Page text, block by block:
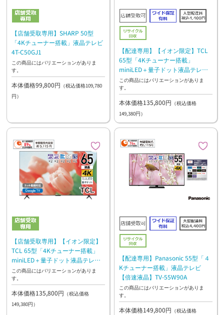
【店舗受取専用】SHARP 50型
「4Kチューナー搭載」液晶テレビ
4T-C50GJ1
この商品にはバリエーションがありま
す。
本体価格99,800円 （税込価格109,780
円）
【配達専用】【イオン限定】TCL
65型「4Kチューナー搭載」
miniLED＋量子ドット液晶テレビ
65C6KS
この商品にはバリエーションがありま
す。
本体価格135,800円 （税込価格
149,380円）
【店舗受取専用】【イオン限定】
TCL 65型「4Kチューナー搭載」
miniLED＋量子ドット液晶テレビ
65C6KS
この商品にはバリエーションがありま
す。
本体価格135,800円 （税込価格
149,380円）
【配達専用】Panasonic 55型「４
Kチューナー搭載」液晶テレビ
【倍速液晶】TV-55W90A
この商品にはバリエーションがありま
す。
本体価格149,800円 （税込価格